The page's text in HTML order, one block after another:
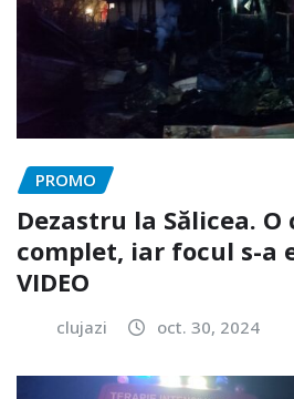
PROMO
Dezastru la Sălicea. O
complet, iar focul s-a
VIDEO
clujazi oct. 30, 2024